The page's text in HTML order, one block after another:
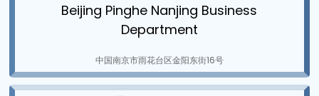
Beijing Pinghe Nanjing Business
Department
中国南京市雨花台区金阳东街16号